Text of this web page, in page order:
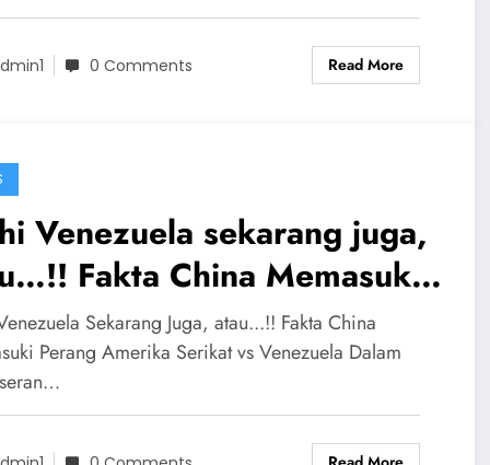
0 Comments Read More
Venezuela sekarang juga,
Fakta China Memasuki
Amerika Serikat vs
Sekarang Juga, atau...!! Fakta China
Perang Amerika Serikat vs Venezuela Dalam